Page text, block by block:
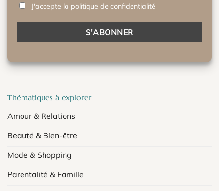
J'accepte la politique de confidentialité
Thématiques à explorer
Amour & Relations
Beauté & Bien-être
Mode & Shopping
Parentalité & Famille